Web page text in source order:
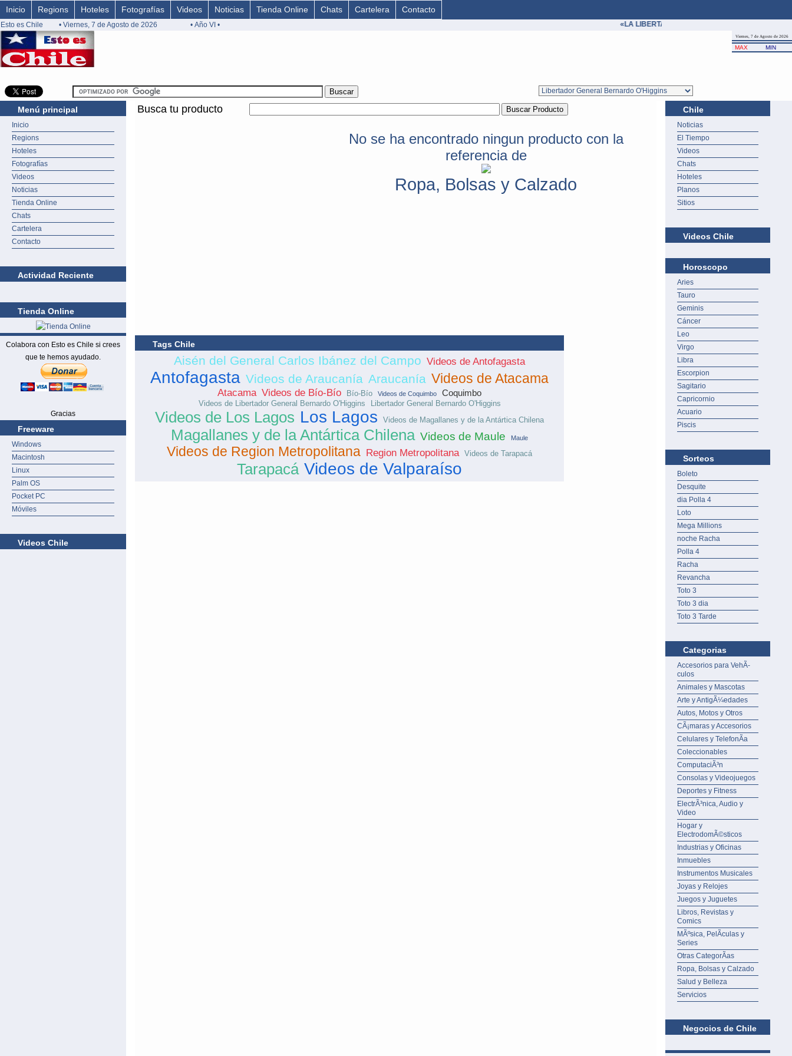
Inicio Regions Hoteles Fotografías Videos Noticias Tienda Online Chats Cartelera Contacto
Esto es Chile • Viernes, 7 de Agosto de 2026 • Año VI • «LA LIBERTAD ES UN BIEN COMÚN Y, MIENTRAS
Viernes, 7 de Agosto de 2026
MAX MIN
Menú principal
Inicio
Regions
Hoteles
Fotografías
Videos
Noticias
Tienda Online
Chats
Cartelera
Contacto
Actividad Reciente
Tienda Online
Colabora con Esto es Chile si crees
que te hemos ayudado.
Gracias
Freeware
Windows
Macintosh
Linux
Palm OS
Pocket PC
Móviles
Videos Chile
Busca tu producto
No se ha encontrado ningun producto con la
referencia de
Ropa, Bolsas y Calzado
Tags Chile
Aisén del General Carlos Ibánez del Campo Videos de Antofagasta
Antofagasta Videos de Araucanía Araucanía Videos de Atacama
Atacama Videos de Bío-Bío Bío-Bío Videos de Coquimbo Coquimbo
Videos de Libertador General Bernardo O'Higgins Libertador General Bernardo O'Higgins
Videos de Los Lagos Los Lagos Videos de Magallanes y de la Antártica Chilena
Magallanes y de la Antártica Chilena Videos de Maule Maule
Videos de Region Metropolitana Region Metropolitana Videos de Tarapacá
Tarapacá Videos de Valparaíso
Chile
Noticias
El Tiempo
Videos
Chats
Hoteles
Planos
Sitios
Videos Chile
Horoscopo
Aries
Tauro
Geminis
Cáncer
Leo
Virgo
Libra
Escorpion
Sagitario
Capricornio
Acuario
Piscis
Sorteos
Boleto
Desquite
dia Polla 4
Loto
Mega Millions
noche Racha
Polla 4
Racha
Revancha
Toto 3
Toto 3 dia
Toto 3 Tarde
Categorias
Accesorios para VehÃ­
culos
Animales y Mascotas
Arte y AntigÃ¼edades
Autos, Motos y Otros
CÃ¡maras y Accesorios
Celulares y TelefonÃ­a
Coleccionables
ComputaciÃ³n
Consolas y Videojuegos
Deportes y Fitness
ElectrÃ³nica, Audio y
Video
Hogar y
ElectrodomÃ©sticos
Industrias y Oficinas
Inmuebles
Instrumentos Musicales
Joyas y Relojes
Juegos y Juguetes
Libros, Revistas y
Comics
MÃºsica, PelÃ­culas y
Series
Otras CategorÃ­as
Ropa, Bolsas y Calzado
Salud y Belleza
Servicios
Negocios de Chile